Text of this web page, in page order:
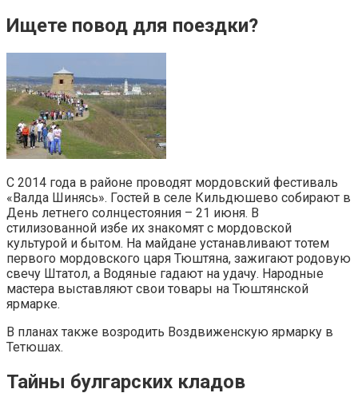
Ищете повод для поездки?
С 2014 года в районе проводят мордовский фестиваль
«Валда Шинясь». Гостей в селе Кильдюшево собирают в
День летнего солнцестояния – 21 июня. В
стилизованной избе их знакомят с мордовской
культурой и бытом. На майдане устанавливают тотем
первого мордовского царя Тюштяна, зажигают родовую
свечу Штатол, а Водяные гадают на удачу. Народные
мастера выставляют свои товары на Тюштянской
ярмарке.
В планах также возродить Воздвиженскую ярмарку в
Тетюшах.
Тайны булгарских кладов